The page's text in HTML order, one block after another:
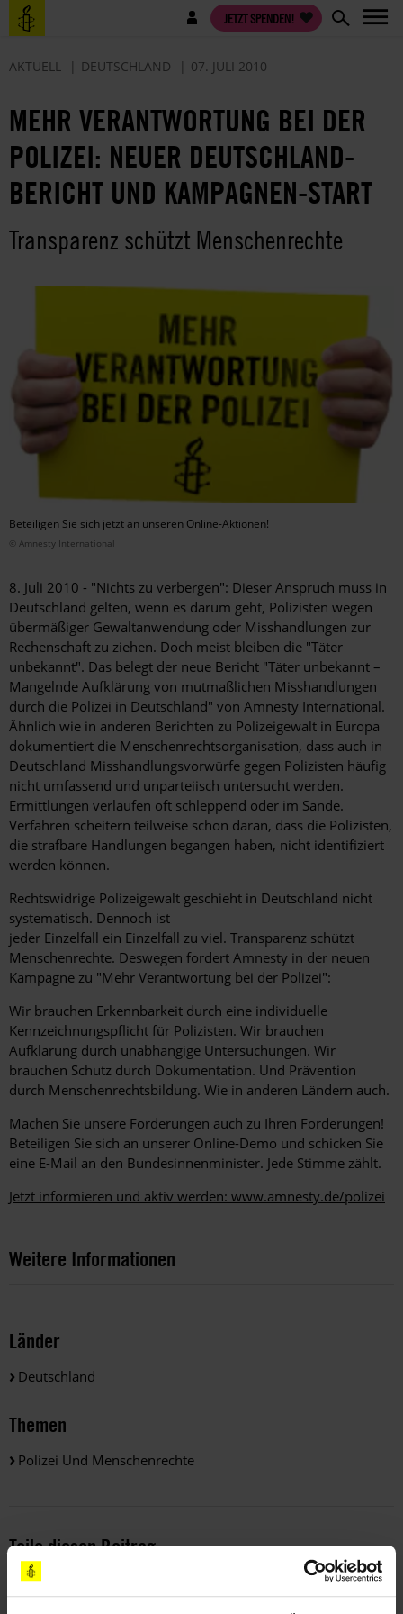
Direkt
zum
Benutzermenü JETZT SPENDEN!
AKTUELL DEUTSCHLAND 07. JULI 2010
MEHR VERANTWORTUNG BEI DER
POLIZEI: NEUER DEUTSCHLAND-
BERICHT UND KAMPAGNEN-START
Transparenz schützt Menschenrechte
Beteiligen Sie sich jetzt an unseren Online-Aktionen!
© Amnesty International
8. Juli 2010 - "Nichts zu verbergen": Dieser Anspruch muss in
Deutschland gelten, wenn es darum geht, Polizisten wegen
übermäßiger Gewaltanwendung oder Misshandlungen zur
Rechenschaft zu ziehen. Doch meist bleiben die "Täter
unbekannt". Das belegt der neue Bericht "Täter unbekannt –
Mangelnde Aufklärung von mutmaßlichen Misshandlungen
durch die Polizei in Deutschland" von Amnesty International.
Ähnlich wie in anderen Berichten zu Polizeigewalt in Europa
dokumentiert die Menschenrechtsorganisation, dass auch in
Deutschland Misshandlungsvorwürfe gegen Polizisten häufig
nicht umfassend und unparteiisch untersucht werden.
Ermittlungen verlaufen oft schleppend oder im Sande.
Verfahren scheitern teilweise schon daran, dass die Polizisten,
die strafbare Handlungen begangen haben, nicht identifiziert
werden können.
Rechtswidrige Polizeigewalt geschieht in Deutschland nicht
systematisch. Dennoch ist
jeder Einzelfall ein Einzelfall zu viel. Transparenz schützt
Menschenrechte. Deswegen fordert Amnesty in der neuen
Kampagne zu "Mehr Verantwortung bei der Polizei":
Wir brauchen Erkennbarkeit durch eine individuelle
Kennzeichnungspflicht für Polizisten. Wir brauchen
Aufklärung durch unabhängige Untersuchungen. Wir
brauchen Schutz durch Dokumentation. Und Prävention
durch Menschenrechtsbildung. Wie in anderen Ländern auch.
Machen Sie unsere Forderungen auch zu Ihren Forderungen!
Beteiligen Sie sich an unserer Online-Demo und schicken Sie
eine E-Mail an den Bundesinnenminister. Jede Stimme zählt.
Jetzt informieren und aktiv werden: www.amnesty.de/polizei
Weitere Informationen
Länder
Deutschland
Themen
Polizei Und Menschenrechte
Teile diesen Beitrag